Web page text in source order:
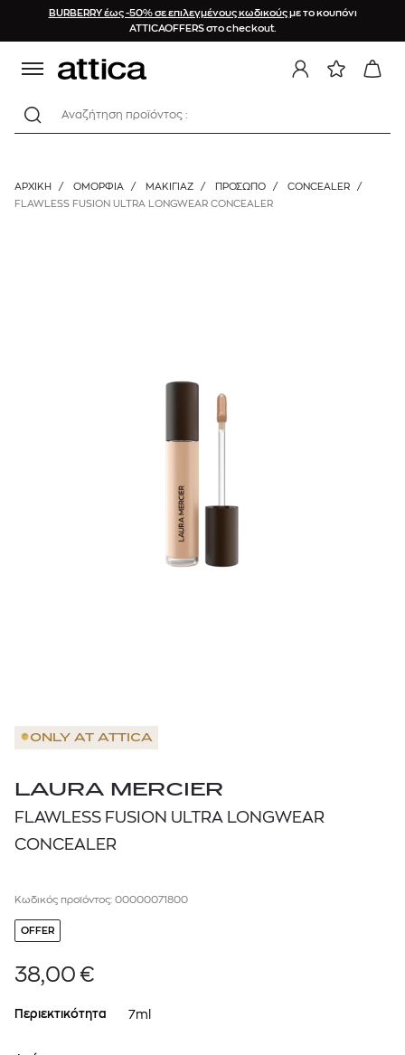
BURBERRY έως -50% σε επιλεγμένους κωδικούςμε το κουπόνι
ATTICAOFFERS στο checkout.
Αναζήτηση προϊόντος :
ΑΡΧΙΚΉ / ΟΜΟΡΦΙΑ / ΜΑΚΙΓΙΑΖ / ΠΡΌΣΩΠΟ / CONCEALER
/
FLAWLESS FUSION ULTRA LONGWEAR CONCEALER
ONLY AT ATTICA
LAURA MERCIER
FLAWLESS FUSION ULTRA LONGWEAR
CONCEALER
Κωδικός προϊόντος: 00000071800
OFFER
38,00 €
Περιεκτικότητα 7ml